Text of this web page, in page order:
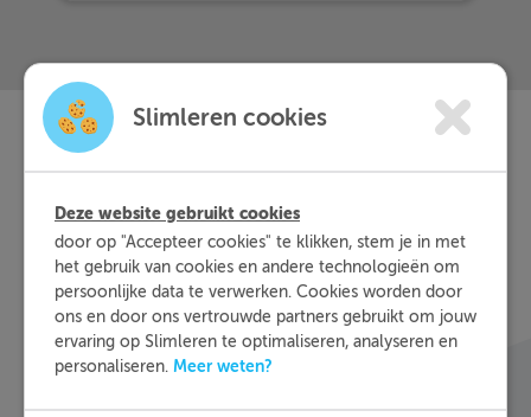
Wat isSlimlerennou
eigenlijk?
Met Slimleren oefen je online voor de vakken
waar je nog wat moeite mee hebt, waar en
wanneer je maar wilt. Theorie-uitleg, video-
colleges, vuistregels en meer helpen jou om de
stof sneller te begrijpen. Daarnaast krijg je bij
Slimleren cookies
Deze website gebruikt cookies
door op "Accepteer cookies" te klikken, stem je in met
het gebruik van cookies en andere technologieën om
persoonlijke data te verwerken. Cookies worden door
ons en door ons vertrouwde partners gebruikt om jouw
ervaring op Slimleren te optimaliseren, analyseren en
personaliseren. Meer weten?